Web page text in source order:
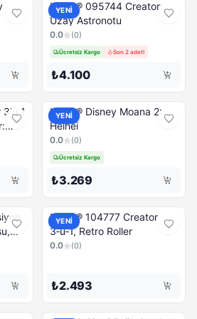
YENİ
LEGO® 095744 Creator:
Uzay Astronotu
0.0 (0)
Ücretsiz Kargo Son 2 adet!
₺4.100
3'ü 1
YENİ
LEGO® Disney Moana 2:
Heihei
0.0 (0)
Ücretsiz Kargo
₺3.269
YENİ
LEGO® 104777 Creator
3‑ü‑1, Retro Roller
0.0 (0)
₺2.493